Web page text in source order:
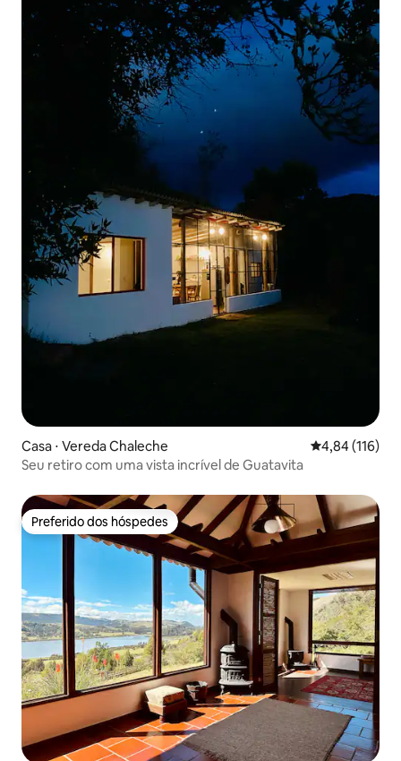
Casa ⋅ Vereda Chaleche 4,84 de uma
4,84 (116)
Seu retiro com uma vista incrível de Guatavita
Preferido dos hóspedes
Preferido dos hóspedes